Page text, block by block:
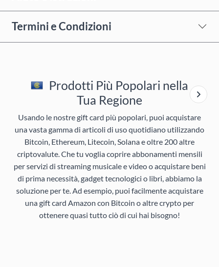
Termini e Condizioni
Prodotti Più Popolari nella
Tua Regione
Usando le nostre gift card più popolari, puoi acquistare
una vasta gamma di articoli di uso quotidiano utilizzando
Bitcoin, Ethereum, Litecoin, Solana e oltre 200 altre
criptovalute. Che tu voglia coprire abbonamenti mensili
per servizi di streaming musicale e video o acquistare beni
di prima necessità, gadget tecnologici o libri, abbiamo la
soluzione per te. Ad esempio, puoi facilmente acquistare
una gift card Amazon con Bitcoin o altre crypto per
ottenere quasi tutto ciò di cui hai bisogno!